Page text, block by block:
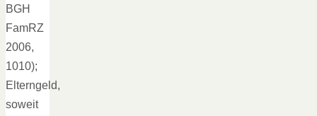
BGH
FamRZ
2006,
1010);
Elterngeld,
soweit